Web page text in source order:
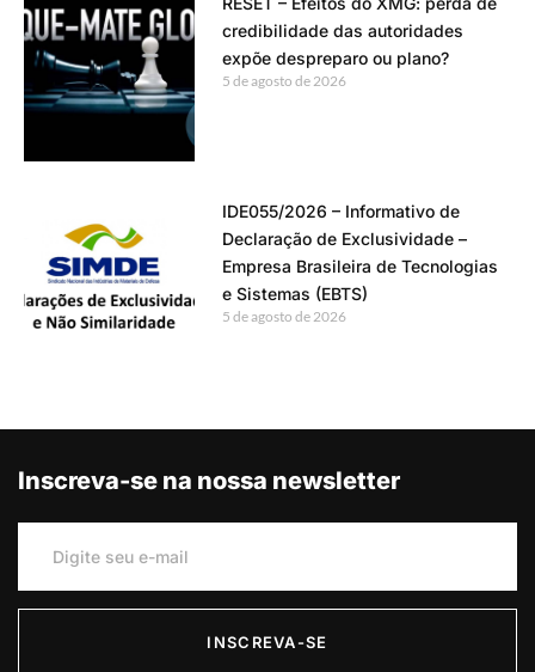
credibilidade das autoridades
expõe despreparo ou plano?
5 de agosto de 2026
IDE055/2026 – Informativo de
Declaração de Exclusividade –
Empresa Brasileira de Tecnologias
e Sistemas (EBTS)
5 de agosto de 2026
Inscreva-se na nossa newsletter
INSCREVA-SE